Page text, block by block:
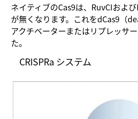
ネイティブのCas9は、RuvCIおよ
が無くなります。これをdCas9（
アクチベーターまたはリプレッサ
た。
CRISPRa システム